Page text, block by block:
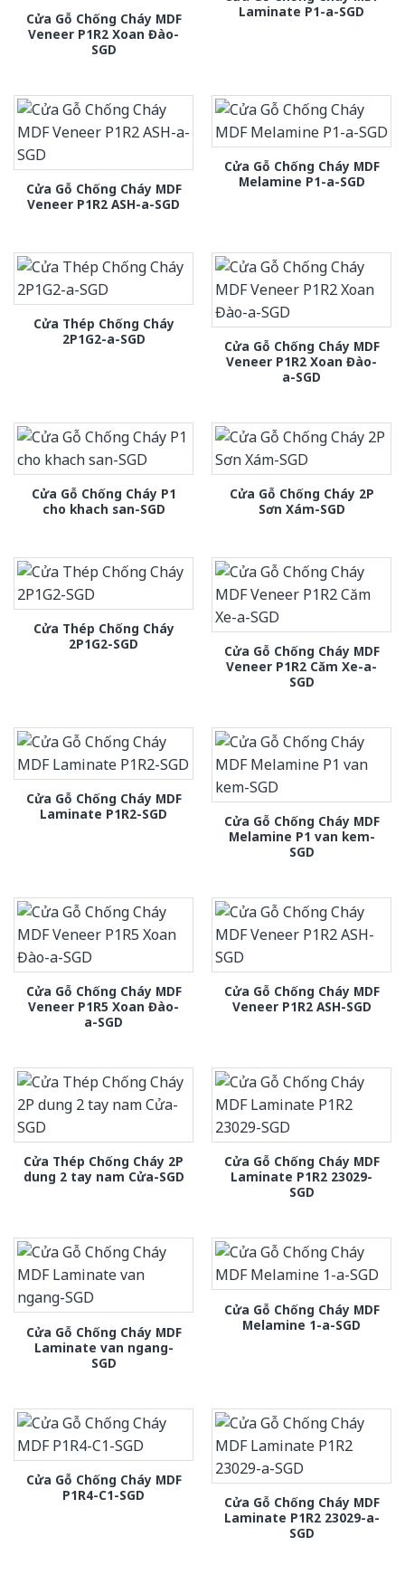
Cửa Gỗ Chống Cháy MDF
Veneer P1R2 Xoan Đào-
SGD
Laminate P1-a-SGD
Cửa Gỗ Chống Cháy MDF
Veneer P1R2 ASH-a-SGD
Cửa Gỗ Chống Cháy MDF
Melamine P1-a-SGD
Cửa Thép Chống Cháy
2P1G2-a-SGD
Cửa Gỗ Chống Cháy MDF
Veneer P1R2 Xoan Đào-
a-SGD
Cửa Gỗ Chống Cháy P1
cho khach san-SGD
Cửa Gỗ Chống Cháy 2P
Sơn Xám-SGD
Cửa Thép Chống Cháy
2P1G2-SGD
Cửa Gỗ Chống Cháy MDF
Veneer P1R2 Căm Xe-a-
SGD
Cửa Gỗ Chống Cháy MDF
Laminate P1R2-SGD
Cửa Gỗ Chống Cháy MDF
Melamine P1 van kem-
SGD
Cửa Gỗ Chống Cháy MDF
Veneer P1R5 Xoan Đào-
a-SGD
Cửa Gỗ Chống Cháy MDF
Veneer P1R2 ASH-SGD
Cửa Thép Chống Cháy 2P
dung 2 tay nam Cửa-SGD
Cửa Gỗ Chống Cháy MDF
Laminate P1R2 23029-
SGD
Cửa Gỗ Chống Cháy MDF
Laminate van ngang-
SGD
Cửa Gỗ Chống Cháy MDF
Melamine 1-a-SGD
Cửa Gỗ Chống Cháy MDF
P1R4-C1-SGD
Cửa Gỗ Chống Cháy MDF
Laminate P1R2 23029-a-
SGD